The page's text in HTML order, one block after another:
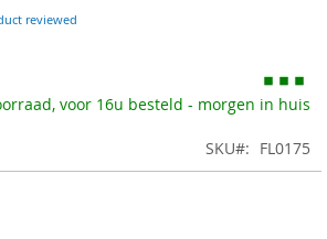
reviewed
voor 16u besteld - morgen in huis
SKU FL0175